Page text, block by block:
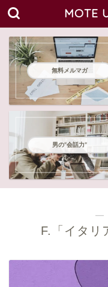
MOTE
無料メルマガ
男の"会話力"
―
F.「イタリ